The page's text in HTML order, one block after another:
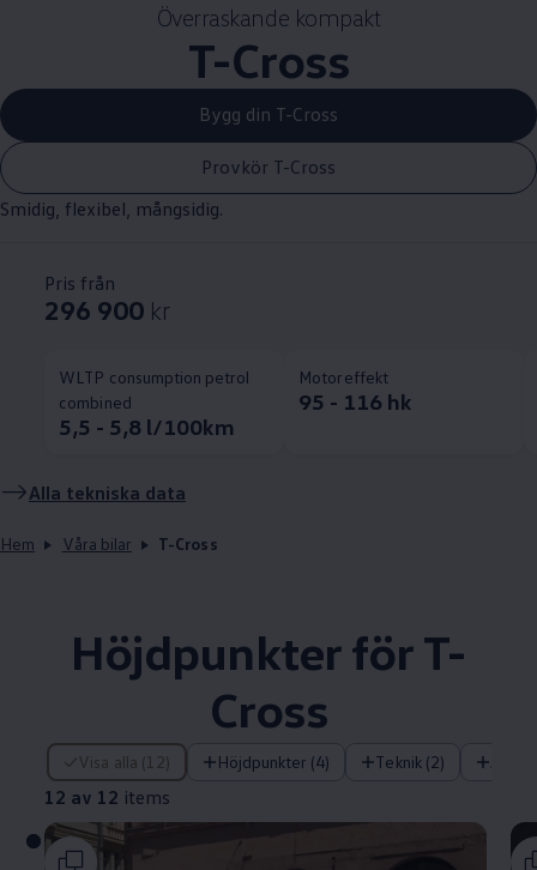
Överraskande kompakt
T-Cross
Bygg din T-Cross
Provkör T-Cross
Smidig, flexibel, mångsidig.
Pris från
296 900 kr
WLTP consumption petrol
combined
5,5 - 5,8 l/100km
Motoreffekt
95 - 116 hk
Alla tekniska data
Hem Våra bilar T-Cross
Höjdpunkter för T-
Cross
Visa alla (12) Höjdpunkter (4) Teknik (2)
12 av 12 items
12 av 12 items